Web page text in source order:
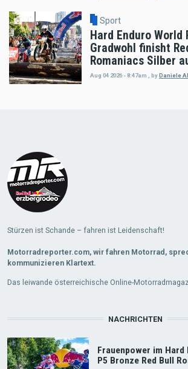
Sport
Hard Enduro World
Gradwohl finisht
Romaniacs Silber
Aug 04 2026 - 8:47am , by Daniele
Stürzen ist Schande – fahren ist Leidenschaft!
Motorradreporter.com, wir fahren Motorrad,
kommunizieren Klartext.
Das leiwande österreichische Online-
NACHRICHTEN
Frauenpower im
P5 Bronze Red Bull